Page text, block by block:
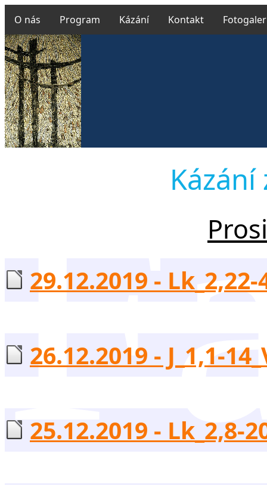
O nás Program Kázání Kontakt
29.12.2019 -
26.12.2019 - J_1,1-
25.12.2019 - Lk_2,8-